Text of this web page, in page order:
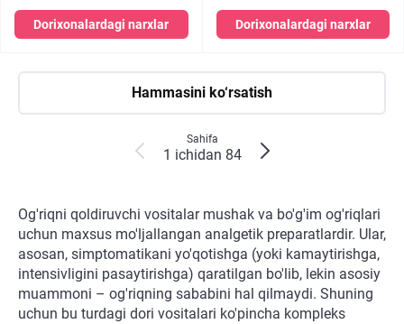
Dorixonalardagi narxlar Dorixonalardagi narxlar
Hammasini ko‘rsatish
Sahifa
1 ichidan 84
Og'riqni qoldiruvchi vositalar mushak va bo'g'im og'riqlari
uchun maxsus mo'ljallangan analgetik preparatlardir. Ular,
asosan, simptomatikani yo'qotishga (yoki kamaytirishga,
intensivligini pasaytirishga) qaratilgan bo'lib, lekin asosiy
muammoni – og'riqning sababini hal qilmaydi. Shuning
uchun bu turdagi dori vositalari ko'pincha kompleks